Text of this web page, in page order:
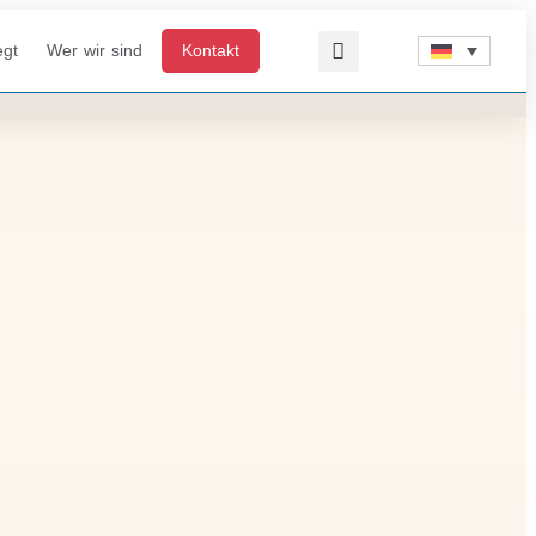
Wer wir sind Kontakt